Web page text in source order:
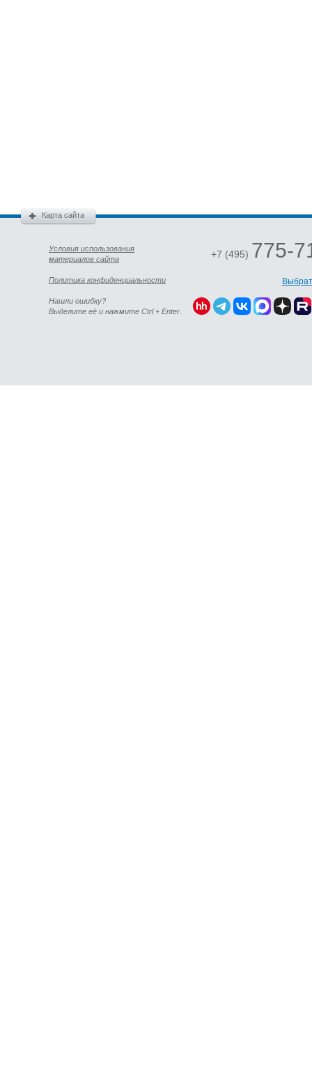
Карта сайта
Условия использования
материалов сайта
Политика конфиденциальности
Нашли ошибку?
Выделите её и нажмите Ctrl + Enter.
+7 (495) 775-